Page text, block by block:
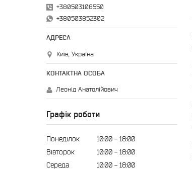
+380503108550
+380503852302
Київ, Україна
Леонід Анатолійович
Графік роботи
Понеділок 10:00
18:00
Вівторок
10:00
18:00
Середа
10:00
18:00